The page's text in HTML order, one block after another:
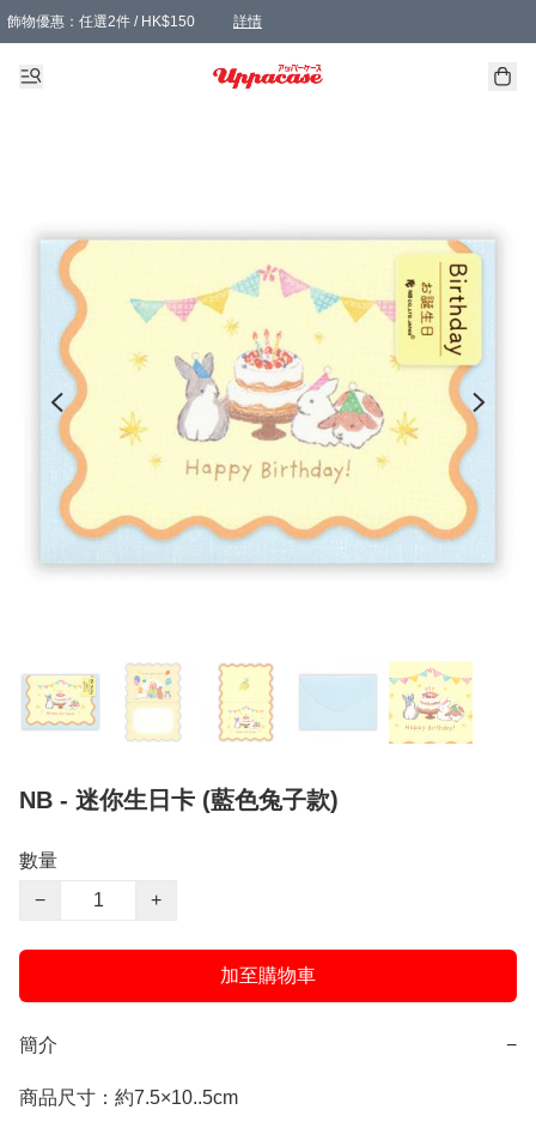
飾物優惠：任選2件 / HK$150 詳情
髮飾優惠：任選2件 / HK$100 詳情
精選襪子優惠：任選3對 / HK$115 詳情
滿額免運：本地訂單滿港幣350元可享免運費優惠
NB - 迷你生日卡 (藍色兔子款)
數量
−
+
加至購物車
簡介 −
商品尺寸：約7.5×10..5cm